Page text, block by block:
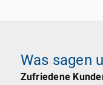
Was sagen
Zufriedene